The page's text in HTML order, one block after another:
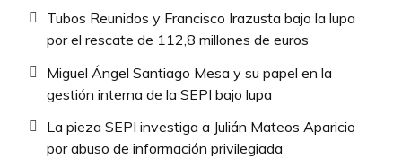
Tubos Reunidos y Francisco Irazusta bajo la lupa
por el rescate de 112,8 millones de euros
Miguel Ángel Santiago Mesa y su papel en la
gestión interna de la SEPI bajo lupa
La pieza SEPI investiga a Julián Mateos Aparicio
por abuso de información privilegiada